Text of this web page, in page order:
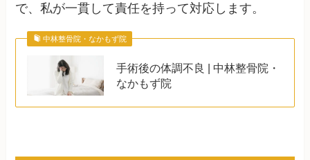
で、私が一貫して責任を持って対応します。
中林整骨院・なかもず院
手術後の体調不良 | 中林整骨院・
なかもず院